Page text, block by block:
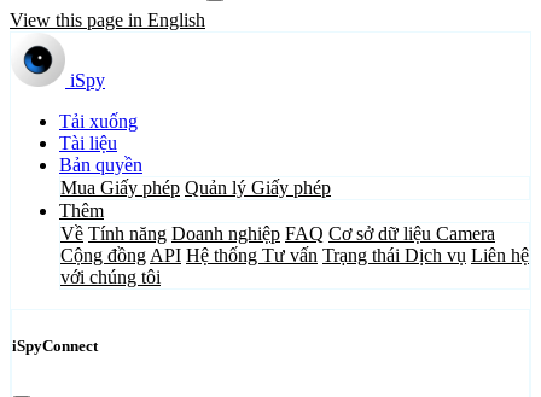
View this page in English
iSpy
Tải xuống
Tài liệu
Bản quyền
Mua Giấy phép Quản lý Giấy phép
Thêm
Về Tính năng Doanh nghiệp FAQ Cơ sở dữ liệu Camera
Cộng đồng API Hệ thống Tư vấn Trạng thái Dịch vụ Liên hệ
với chúng tôi
iSpyConnect